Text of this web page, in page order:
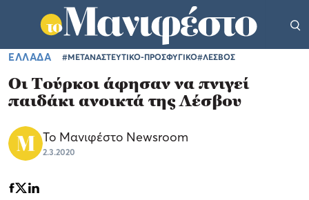
ΕΛΛΑΔΑ #ΜΕΤΑΝΑΣΤΕΥΤΙΚΟ-ΠΡΟΣΦΥΓΙΚΟ#ΛΕΣΒΟΣ
Οι Τούρκοι άφησαν να πνιγεί
παιδάκι ανοικτά της Λέσβου
Το Μανιφέστο Newsroom
2.3.2020